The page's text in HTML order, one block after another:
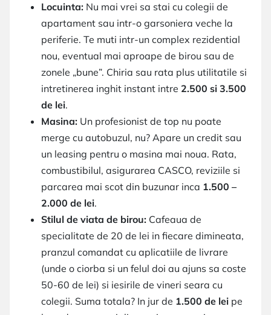
Locuinta: Nu mai vrei sa stai cu colegii de
apartament sau intr-o garsoniera veche la
periferie. Te muti intr-un complex rezidential
nou, eventual mai aproape de birou sau de
zonele „bune”. Chiria sau rata plus utilitatile si
intretinerea inghit instant intre 2.500 si 3.500
de lei.
Masina: Un profesionist de top nu poate
merge cu autobuzul, nu? Apare un credit sau
un leasing pentru o masina mai noua. Rata,
combustibilul, asigurarea CASCO, reviziile si
parcarea mai scot din buzunar inca 1.500 –
2.000 de lei.
Stilul de viata de birou: Cafeaua de
specialitate de 20 de lei in fiecare dimineata,
pranzul comandat cu aplicatiile de livrare
(unde o ciorba si un felul doi au ajuns sa coste
50-60 de lei) si iesirile de vineri seara cu
colegii. Suma totala? In jur de 1.500 de lei pe